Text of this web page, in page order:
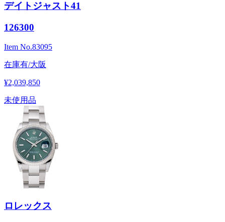
デイトジャスト41
126300
Item No.83095
在庫有/大阪
¥2,039,850
未使用品
ロレックス